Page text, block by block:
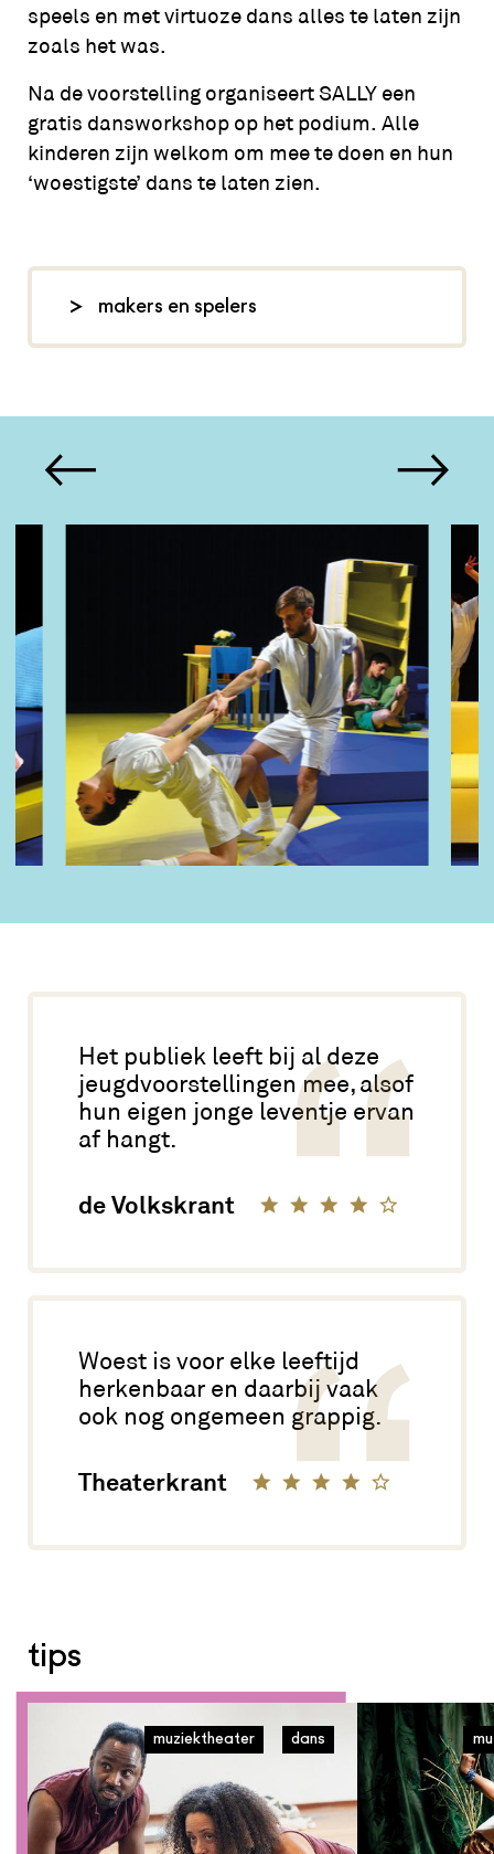
speels en met virtuoze dans alles te laten zijn
zoals het was.
Na de voorstelling organiseert SALLY een
gratis dansworkshop op het podium. Alle
kinderen zijn welkom om mee te doen en hun
‘woestigste’ dans te laten zien.
makers en spelers
Wouter Gulikers, dans: Sellam
van Buuren, decor: Janco van
sallydansgezelschapmaastricht.nl
Het publiek leeft bij al deze
jeugdvoorstellingen mee, alsof
hun eigen jonge leventje ervan
af hangt.
de Volkskrant
Woestis voor elke leeftijd
herkenbaar en daarbij vaak
ook nog ongemeen grappig.
Theaterkrant
tips
muziektheater dans